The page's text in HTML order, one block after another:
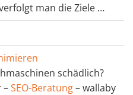
man die Ziele …
schädlich?
–SEO-Beratung– wallaby